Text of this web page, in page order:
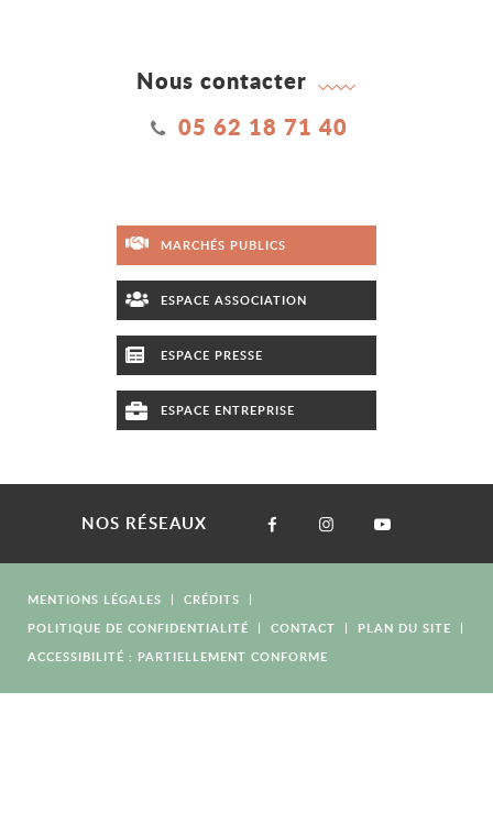
Nous contacter
05 62 18 71 40
MARCHÉS PUBLICS
ESPACE ASSOCIATION
ESPACE PRESSE
ESPACE ENTREPRISE
NOS RÉSEAUX
MENTIONS LÉGALES
CRÉDITS
POLITIQUE DE CONFIDENTIALITÉ
CONTACT
PLAN DU SITE
ACCESSIBILITÉ : PARTIELLEMENT CONFORME